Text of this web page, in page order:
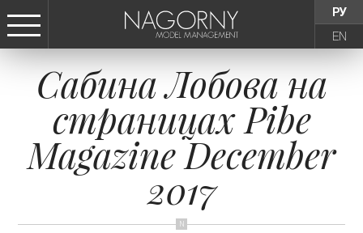
РУ
EN
СТАТЬ МОДЕЛЬЮ
ДЕВУШКИ
ТИНЕЙДЖЕРЫ
ДЕТИ
Сабина Лобова на
страницах Pibe
Magazine December
2017